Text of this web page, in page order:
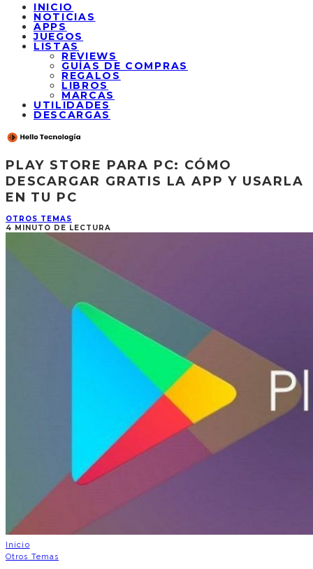
INICIO
NOTICIAS
APPS
JUEGOS
LISTAS
REVIEWS
GUÍAS DE COMPRAS
REGALOS
LIBROS
MARCAS
UTILIDADES
DESCARGAS
PLAY STORE PARA PC: CÓMO
DESCARGAR GRATIS LA APP Y USARLA
EN TU PC
OTROS TEMAS
4 MINUTO DE LECTURA
Inicio
Otros Temas